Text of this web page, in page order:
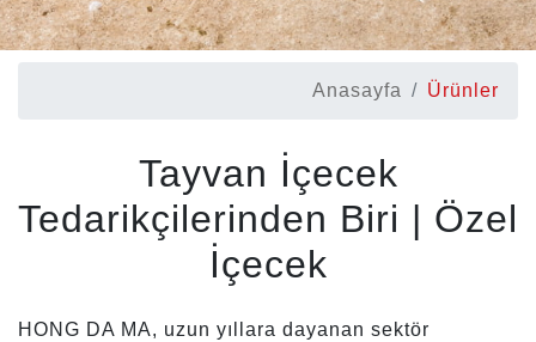
Anasayfa Ürünler
Tayvan İçecek
Tedarikçilerinden Biri | Özel
İçecek
HONG DA MA, uzun yıllara dayanan sektör